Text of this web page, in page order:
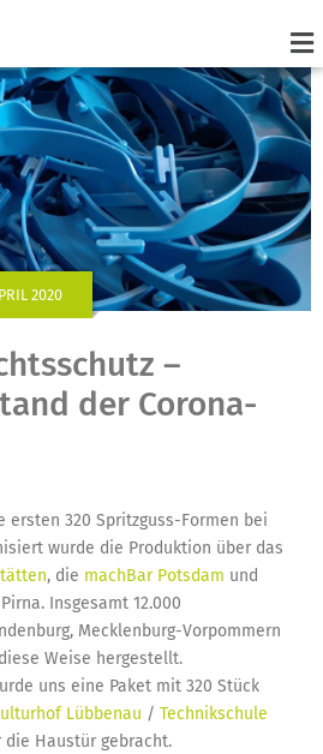
2020
–
der Corona-
ersten 320 Spritzguss-Formen bei
wurde die Produktion über das
, die machBar Potsdam und
Insgesamt 12.000
Mecklenburg-Vorpommern
Weise hergestellt.
uns eine Paket mit 320 Stück
Lübbenau / Technikschule
die Haustür gebracht.